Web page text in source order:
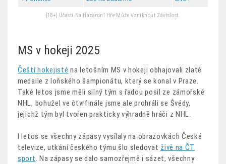
[18+] Účastí Na Hazardní Hře Může Vzniknout Závislost.
MS v hokeji 2025
Čeští hokejisté na letošním MS v hokeji obhajovali zlaté
medaile z loňského šampionátu, který se konal v Praze.
Také letos jsme měli silný tým s řadou posil ze zámořské
NHL, bohužel ve čtvrfinále jsme ale prohráli se Švédy,
jejichž tým byl tvořen prakticky výhradně hráči z NHL.
I letos se všechny zápasy vysílaly na obrazovkách České
televize, utkání českého týmu šlo sledovat živě na ČT
sport. Na zápasy se dalo samozřejmě i sázet, všechny